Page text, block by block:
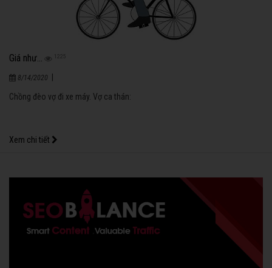
Giá như...
8/14/2020
Chồng đèo vợ đi xe máy. Vợ ca thán:
Xem chi tiết